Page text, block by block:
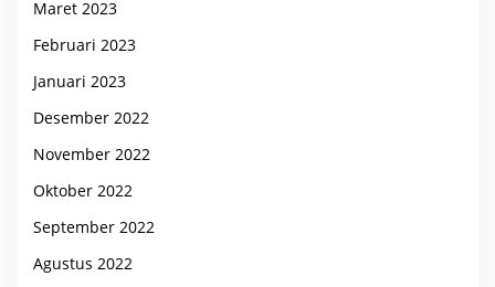
Maret 2023
Februari 2023
Januari 2023
Desember 2022
November 2022
Oktober 2022
September 2022
Agustus 2022